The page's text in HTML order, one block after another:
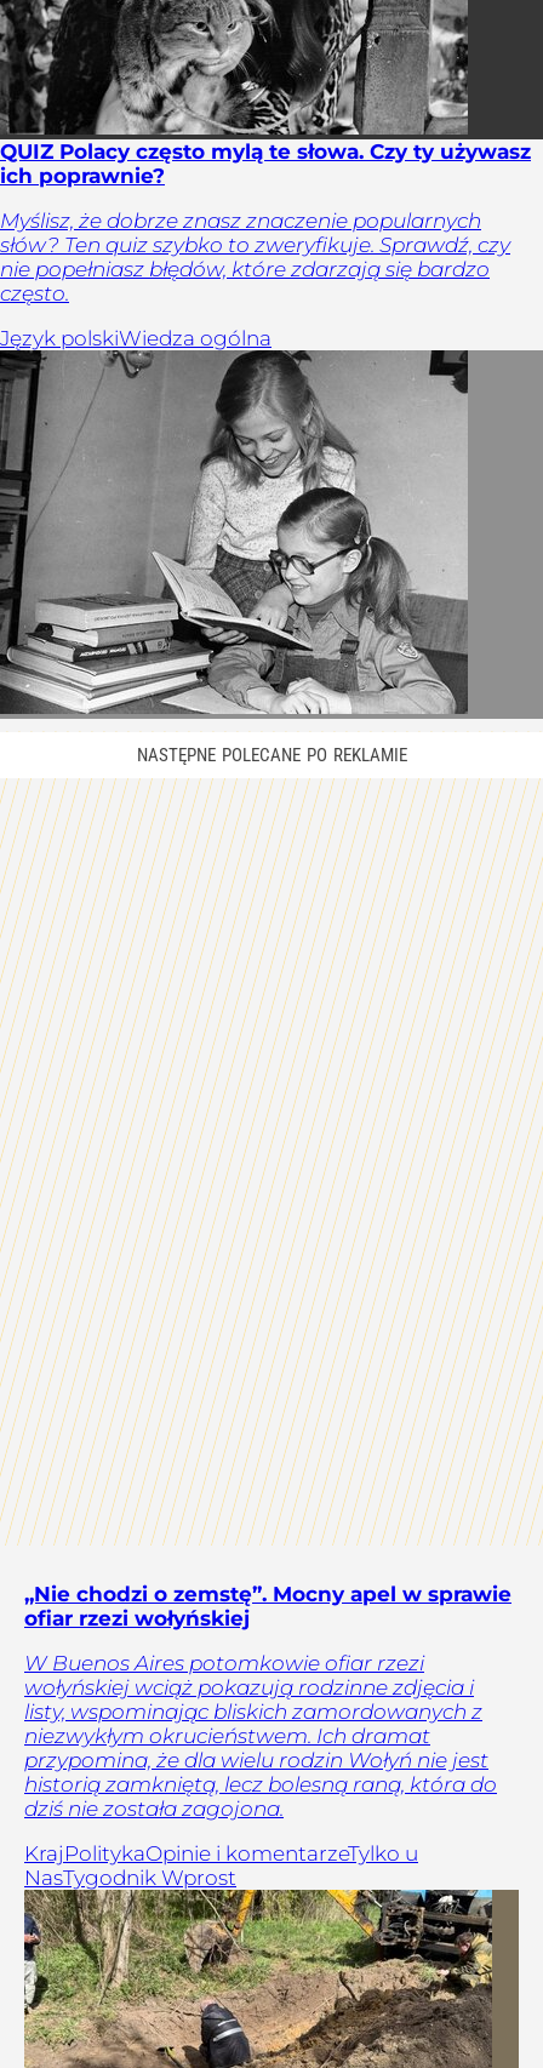
QUIZ Polacy często mylą te słowa. Czy ty używasz
ich poprawnie?
Myślisz, że dobrze znasz znaczenie popularnych
słów? Ten quiz szybko to zweryfikuje. Sprawdź, czy
nie popełniasz błędów, które zdarzają się bardzo
często.
Język polskiWiedza ogólna
„Nie chodzi o zemstę”. Mocny apel w sprawie
ofiar rzezi wołyńskiej
W Buenos Aires potomkowie ofiar rzezi
wołyńskiej wciąż pokazują rodzinne zdjęcia i
listy, wspominając bliskich zamordowanych z
niezwykłym okrucieństwem. Ich dramat
przypomina, że dla wielu rodzin Wołyń nie jest
historią zamkniętą, lecz bolesną raną, która do
dziś nie została zagojona.
Kraj PolitykaOpinie i komentarzeTylko u
NasTygodnik Wprost